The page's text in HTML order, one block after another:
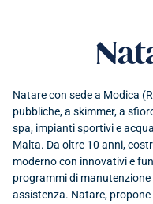
Natare con sede a Modica
pubbliche, a skimmer, a
spa, impianti sportivi e
Malta. Da oltre 10 anni,
moderno con innovativi e
programmi di
assistenza. Natare,